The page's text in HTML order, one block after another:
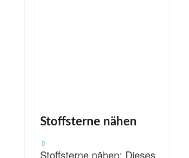
Stoffsterne nähen
Stoffsterne nähen: Dieses